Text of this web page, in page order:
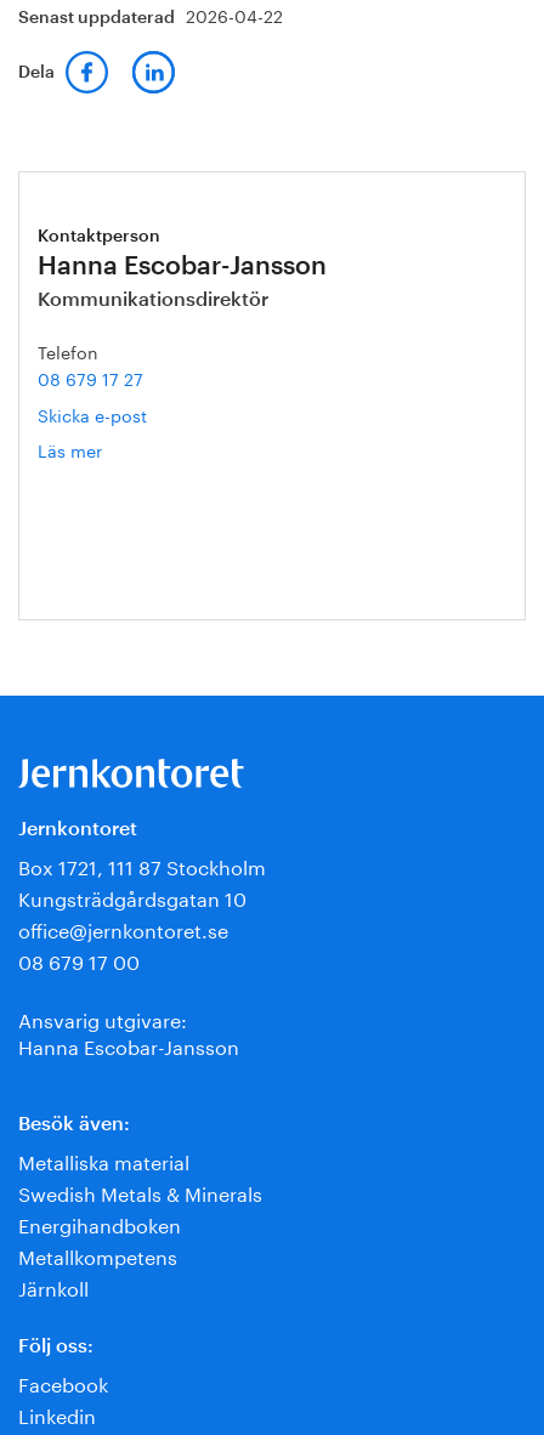
Senast uppdaterad 2026-04-22
Dela
Kontaktperson
Hanna Escobar-Jansson
Kommunikationsdirektör
Telefon
08 679 17 27
Skicka e-post
Läs mer
Jernkontoret
Box 1721, 111 87 Stockholm
Kungsträdgårdsgatan 10
office@jernkontoret.se
08 679 17 00
Ansvarig utgivare:
Hanna Escobar-Jansson
Besök även:
Metalliska material
Swedish Metals & Minerals
Energihandboken
Metallkompetens
Järnkoll
Följ oss:
Facebook
Linkedin